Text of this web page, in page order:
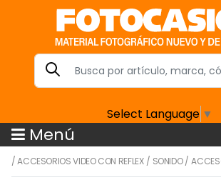
Select Language ▼
Menú
/ACCESORIOS VIDEO CON REFLEX/ SONIDO/